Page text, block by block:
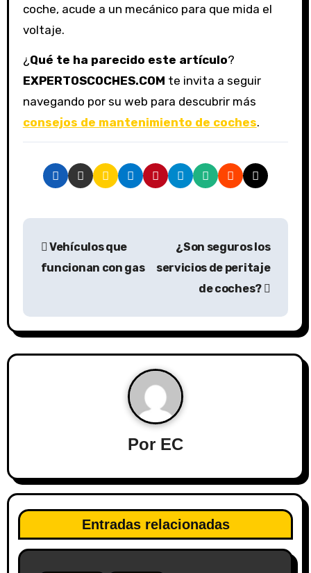
coche, acude a un mecánico para que mida el
voltaje.
¿ Qué te ha parecido este artículo?
EXPERTOSCOCHES.COM te invita a seguir
navegando por su web para descubrir más
consejos de mantenimiento de coches.
Vehículos que
funcionan con gas
¿Son seguros los
servicios de peritaje
de coches?
Por EC
Entradas relacionadas